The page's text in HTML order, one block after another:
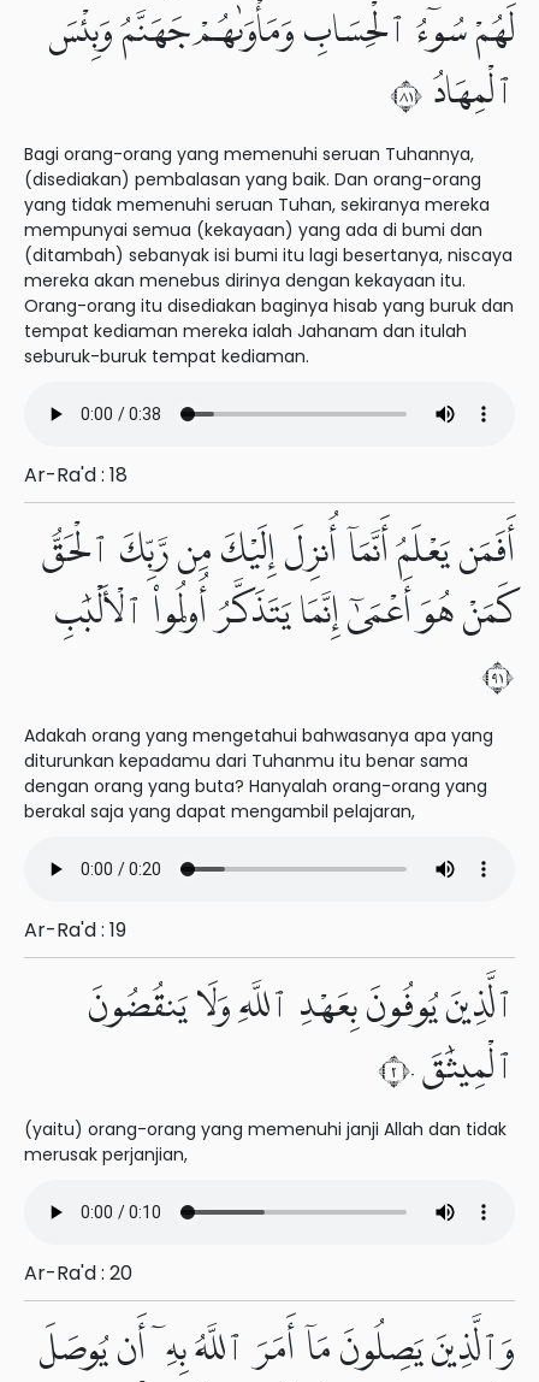
لَهُمْ سُوٓءُ ٱلْحِسَابِ وَمَأْوَىٰهُمْ جَهَنَّمُ وَبِئْسَ
ٱلْمِهَادُ ١٨
Bagi orang-orang yang memenuhi seruan Tuhannya,
(disediakan) pembalasan yang baik. Dan orang-orang
yang tidak memenuhi seruan Tuhan, sekiranya mereka
mempunyai semua (kekayaan) yang ada di bumi dan
(ditambah) sebanyak isi bumi itu lagi besertanya, niscaya
mereka akan menebus dirinya dengan kekayaan itu.
Orang-orang itu disediakan baginya hisab yang buruk dan
tempat kediaman mereka ialah Jahanam dan itulah
seburuk-buruk tempat kediaman.
Ar-Ra'd : 18
أَفَمَن يَعْلَمُ أَنَّمَآ أُنزِلَ إِلَيْكَ مِن رَّبِّكَ ٱلْحَقُّ
كَمَنْ هُوَ أَعْمَىٰٓ إِنَّمَا يَتَذَكَّرُ أُو۟لُوا۟ ٱلْأَلْبَٰبِ
١٩
Adakah orang yang mengetahui bahwasanya apa yang
diturunkan kepadamu dari Tuhanmu itu benar sama
dengan orang yang buta? Hanyalah orang-orang yang
berakal saja yang dapat mengambil pelajaran,
Ar-Ra'd : 19
ٱلَّذِينَ يُوفُونَ بِعَهْدِ ٱللَّهِ وَلَا يَنقُضُونَ
ٱلْمِيثَٰقَ ٢٠
(yaitu) orang-orang yang memenuhi janji Allah dan tidak
merusak perjanjian,
Ar-Ra'd : 20
وَٱلَّذِينَ يَصِلُونَ مَآ أَمَرَ ٱللَّهُ بِهِۦٓ أَن يُوصَلَ